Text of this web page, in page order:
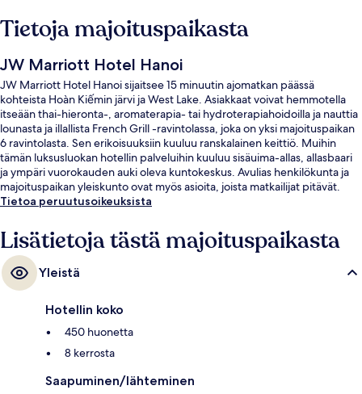
Tietoja majoituspaikasta
JW Marriott Hotel Hanoi
JW Marriott Hotel Hanoi sijaitsee 15 minuutin ajomatkan päässä
kohteista Hoàn Kiếmin järvi ja West Lake. Asiakkaat voivat hemmotella
itseään thai-hieronta-, aromaterapia- tai hydroterapiahoidoilla ja nauttia
lounasta ja illallista French Grill -ravintolassa, joka on yksi majoituspaikan
6 ravintolasta. Sen erikoisuuksiin kuuluu ranskalainen keittiö. Muihin
tämän luksusluokan hotellin palveluihin kuuluu sisäuima-allas, allasbaari
ja ympäri vuorokauden auki oleva kuntokeskus. Avulias henkilökunta ja
majoituspaikan yleiskunto ovat myös asioita, joista matkailijat pitävät.
Tietoa peruutusoikeuksista
Lisätietoja tästä majoituspaikasta
Yleistä
Hotellin koko
450 huonetta
8 kerrosta
Saapuminen/lähteminen